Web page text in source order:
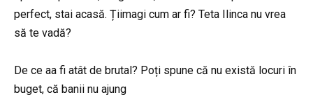
perfect, stai acasă. Țiimagi cum ar fi? Teta Ilinca nu vrea
să te vadă?
De ce aa fi atât de brutal? Poți spune că nu există locuri în
buget, că banii nu ajung